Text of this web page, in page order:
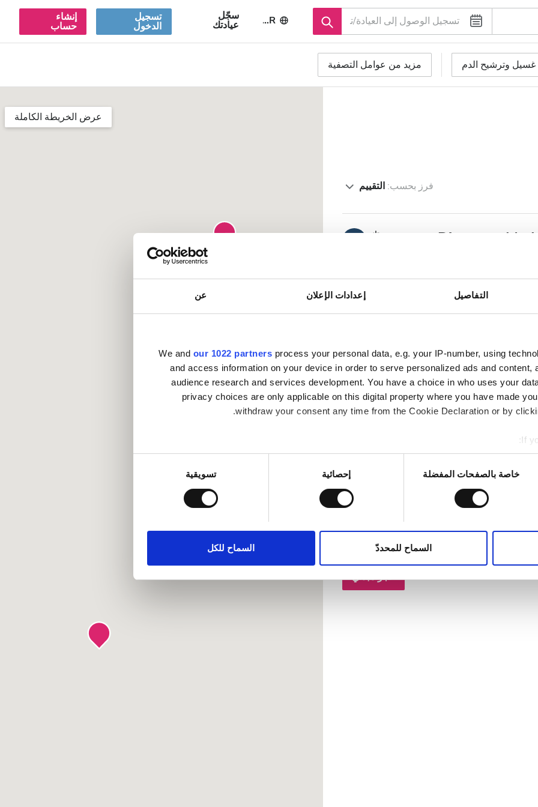
التفاصيل إعدادات الإعلان عن
We and our 1022 partners process your personal data, e.g. your IP-number, using
and access information on your device in order to serve personalized ads and content,
audience research and services development. You have a choice in who uses your
privacy choices are only applicable on this digital property where you have made
withdraw your consent any time from the Cookie Declaration or by
If
Collect information about your geographical location which can be accurate
Identify your device by actively scanning it for specific
Find out more about how your personal data is processed and set your
فنحن نشارك المعلومات حول استخدامك لموقعنا مع شركائنا من الشبكات الاجتماعية وشركاء
يمكنهم إضافة هذه المعلومات إلى معلومات أخرى تقدمها لهم أو معلومات أخرى يحصلون عليها من
خاصة بالصفحات المفضلة إحصائية تسويقية
السماح للمحددّ السماح للكل
AR سجّل
عيادتك
تسجيل
الدخول
إنشاء
حساب
غسيل وترشيح الدم مزيد من عوامل التصفية
فرز بحسب:التقييم
Diaverum
ممتاز
العالميّة
حجز مبدئي
الأوروبية
فاي مجانيّة
حجز مبدئي
عرض الخريطة الكاملة